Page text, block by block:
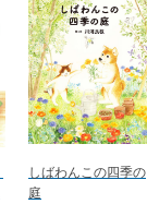
しばわんこの四季の
庭